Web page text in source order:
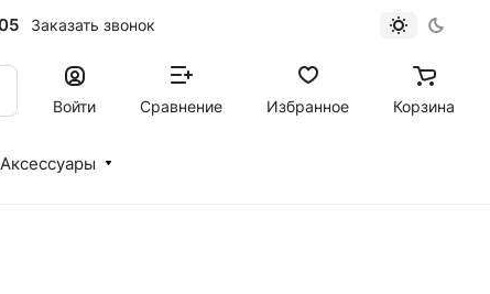
Заказать звонок
Войти Сравнение Избранное Корзина
Аксессуары